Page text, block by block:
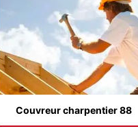
Couvreur charpentier 88